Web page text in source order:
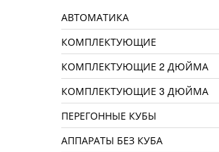
АВТОМАТИКА
КОМПЛЕКТУЮЩИЕ
КОМПЛЕКТУЮЩИЕ 2 ДЮЙМА
КОМПЛЕКТУЮЩИЕ 3 ДЮЙМА
ПЕРЕГОННЫЕ КУБЫ
АППАРАТЫ БЕЗ КУБА